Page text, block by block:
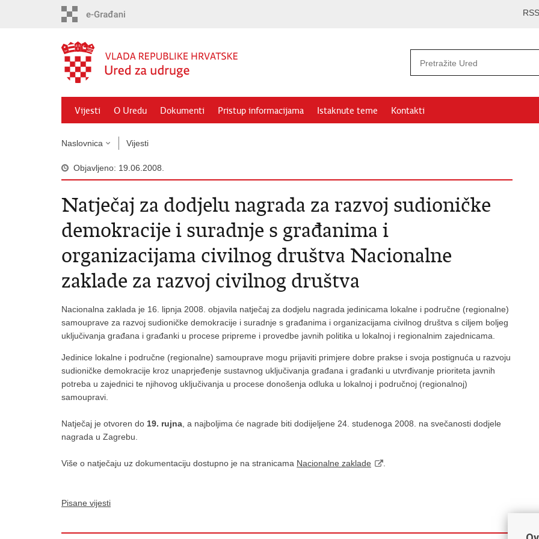
RSS
Vijesti O Uredu Dokumenti Pristup informacijama Istaknute teme Kontakti
Naslovnica Vijesti
Objavljeno: 19.06.2008.
Natječaj za dodjelu nagrada za razvoj sudioničke
demokracije i suradnje s građanima i
organizacijama civilnog društva Nacionalne
zaklade za razvoj civilnog društva
Nacionalna zaklada je 16. lipnja 2008. objavila natječaj za dodjelu nagrada jedinicama lokalne i područne (regionalne)
samouprave za razvoj sudioničke demokracije i suradnje s građanima i organizacijama civilnog društva s ciljem boljeg
uključivanja građana i građanki u procese pripreme i provedbe javnih politika u lokalnoj i regionalnim zajednicama.
Jedinice lokalne i područne (regionalne) samouprave mogu prijaviti primjere dobre prakse i svoja postignuća u razvoju
sudioničke demokracije kroz unaprjeđenje sustavnog uključivanja građana i građanki u utvrđivanje prioriteta javnih
potreba u zajednici te njihovog uključivanja u procese donošenja odluka u lokalnoj i područnoj (regionalnoj)
samoupravi.
Natječaj je otvoren do 19. rujna , a najboljima će nagrade biti dodijeljene 24. studenoga 2008. na svečanosti dodjele
nagrada u Zagrebu.
Više o natječaju uz dokumentaciju dostupno je na stranicama Nacionalne zaklade
Pisane vijesti